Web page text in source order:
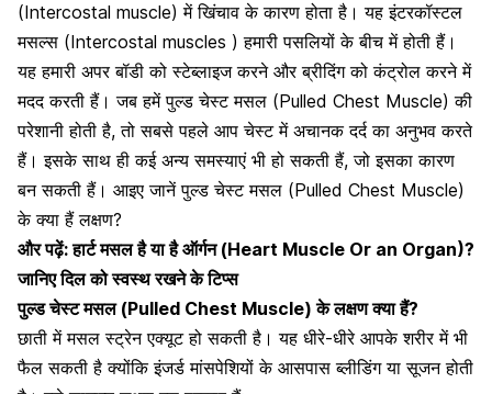
(Intercostal muscle) में खिंचाव के कारण होता है। यह इंटरकॉस्टल
मसल्स (Intercostal muscles ) हमारी पसलियों के बीच में होती हैं।
यह हमारी अपर बॉडी को स्टेब्लाइज करने और ब्रीदिंग को कंट्रोल करने में
मदद करती हैं। जब हमें पुल्ड चेस्ट मसल (Pulled Chest Muscle) की
परेशानी होती है, तो सबसे पहले आप चेस्ट में अचानक दर्द का अनुभव करते
हैं। इसके साथ ही कई अन्य समस्याएं भी हो सकती हैं, जो इसका कारण
बन सकती हैं। आइए जानें पुल्ड चेस्ट मसल (Pulled Chest Muscle)
के क्या हैं लक्षण?
और पढ़ें:हार्ट मसल है या है ऑर्गन (Heart Muscle Or an Organ)?
जानिए दिल को स्वस्थ रखने के टिप्स
पुल्ड चेस्ट मसल (Pulled Chest Muscle) के लक्षण क्या हैं?
छाती में मसल स्ट्रेन एक्यूट हो सकती है। यह धीरे-धीरे आपके शरीर में भी
फैल सकती है क्योंकि इंजर्ड मांसपेशियों के आसपास ब्लीडिंग या सूजन होती